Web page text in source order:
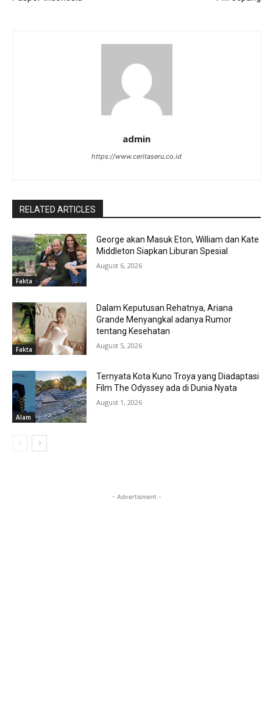
admin
https://www.ceritaseru.co.id
RELATED ARTICLES
Fakta
George akan Masuk Eton, William dan Kate
Middleton Siapkan Liburan Spesial
August 6, 2026
Fakta
Dalam Keputusan Rehatnya, Ariana
Grande Menyangkal adanya Rumor
tentang Kesehatan
August 5, 2026
Alam
Ternyata Kota Kuno Troya yang Diadaptasi
Film The Odyssey ada di Dunia Nyata
August 1, 2026
- Advertisment -